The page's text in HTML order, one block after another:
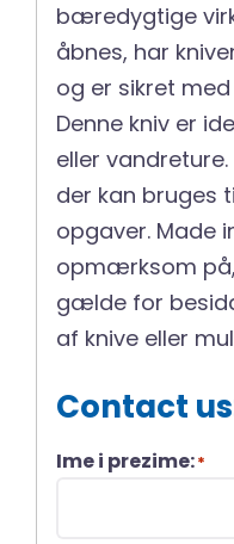
bæredygtige
åbnes, har
og er sikret
Denne kniv er
eller
der kan bruges
opgaver. Made
opmærksom
gælde for
af knive eller
Contact
Ime i prezime:*